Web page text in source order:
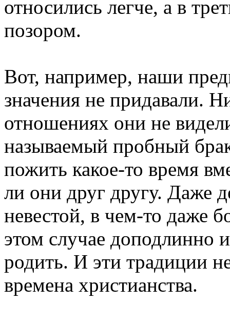
относились легче, а в
позором.
Вот, например, наши
значения не придавали.
отношениях они не
называемый пробный
пожить какое-то время
ли они друг другу. Даже
невестой, в чем-то даже
этом случае доподлинно
родить. И эти традиции
времена христианства.